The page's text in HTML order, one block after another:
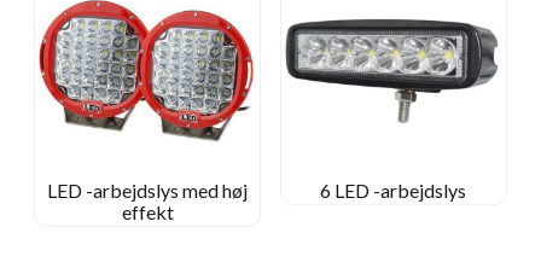
LED -arbejdslys med høj
effekt
6 LED -arbejdslys